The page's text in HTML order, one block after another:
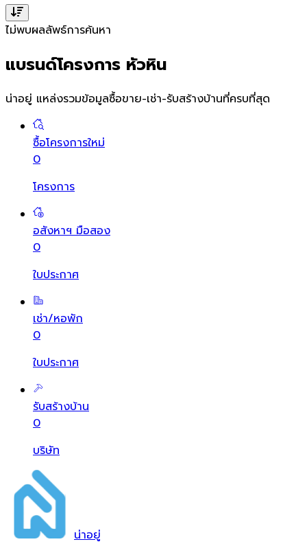
ไม่พบผลลัพธ์การค้นหา
แบรนด์โครงการ หัวหิน
น่าอยู่ แหล่งรวมข้อมูลซื้อขาย-เช่า-รับสร้างบ้านที่ครบที่สุด
ซื้อโครงการใหม่
0
โครงการ
อสังหาฯ มือสอง
0
ใบประกาศ
เช่า/หอพัก
0
ใบประกาศ
รับสร้างบ้าน
0
บริษัท
น่าอยู่